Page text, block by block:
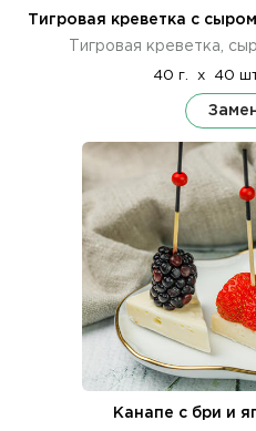
Тигровая креветка с
Тигровая креветка,
40 г. x 40
Канапе с бри и